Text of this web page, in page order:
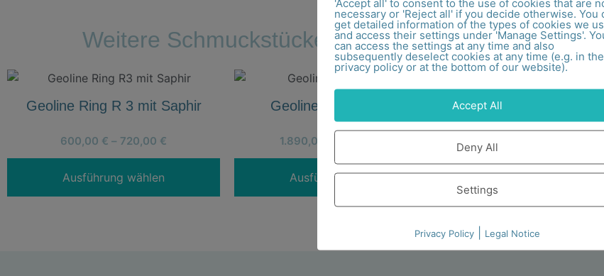
Weitere Schmuckstücke aus unserer
Geoline Ring R 3 mit Saphir
600,00 € – 720,00 €
Ausführung wählen
Geoline Ring R 5 Gold
1.890,00
Ausführung wählen
Geoline Ring R 4 mit
Ausführung
'Accept all' to consent to the use of cookies that are
necessary or 'Reject all' if you decide otherwise. You
get detailed information of the types of cookies we
and access their settings under 'Manage Settings'.
can access the settings at any time and also
subsequently deselect cookies at any time (e.g. in the
privacy policy or at the bottom of our website).
Accept All
Deny All
Settings
Privacy Policy| Legal Notice